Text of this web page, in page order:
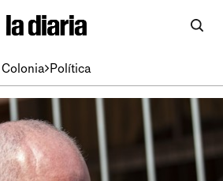
Colonia Política